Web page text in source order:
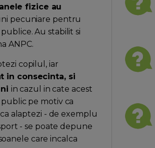
fizice au
pecuniare pentru
Au stabilit si
ANPC.
copilul, iar
in consecinta, si
in cazul in cate acest
pe motiv ca
alaptezi - de exemplu
- se poate depune
care incalca